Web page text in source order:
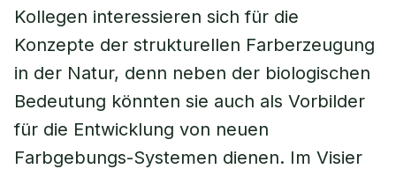
Kollegen interessieren sich für die
Konzepte der strukturellen Farberzeugung
in der Natur, denn neben der biologischen
Bedeutung könnten sie auch als Vorbilder
für die Entwicklung von neuen
Farbgebungs-Systemen dienen. Im Visier